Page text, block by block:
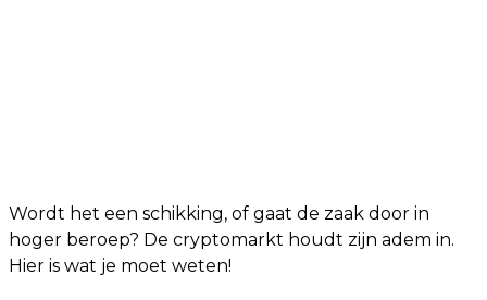
Wordt het een schikking, of gaat de zaak door in
hoger beroep? De cryptomarkt houdt zijn adem in.
Hier is wat je moet weten!